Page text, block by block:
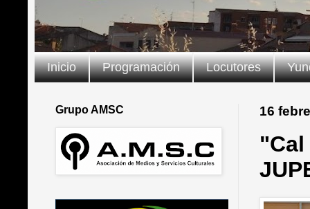
Inicio Programación Locutores
16
"Cal
Grupo AMSC